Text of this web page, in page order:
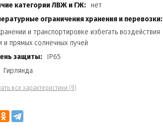
категории ЛВЖ и ГЖ:
нет
ограничения хранения и перевозки:
и транспортировке избегать воздействия
и прямых солнечных лучей
защиты:
IP65
Гирлянда
все характеристики (9)